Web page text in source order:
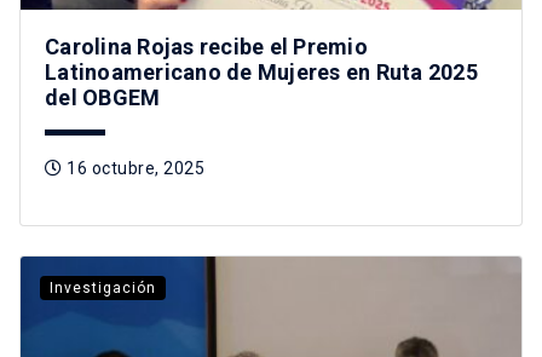
Carolina Rojas recibe el Premio
Latinoamericano de Mujeres en Ruta 2025
del OBGEM
16 octubre, 2025
Investigación